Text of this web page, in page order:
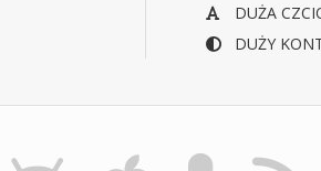
DUŻA
DUŻY